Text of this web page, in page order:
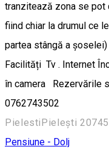
tranzitează zona se pot
fiind chiar la drumul ce
partea stângă a
Facilități Tv . Internet
în camera Rezervările
0762743502
PielestiPielești
Pensiune - Dolj